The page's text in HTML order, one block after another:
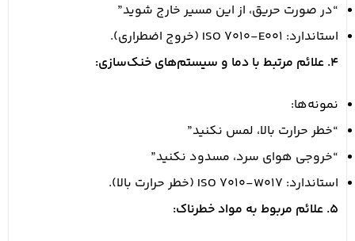
“در صورت حریق، از این مسیر خارج شوید”
استاندارد: ISO 7010-E001 (خروج اضطراری).
4. علائم مرتبط با دما و سیستم‌های خنک‌سازی:
نمونه‌ها:
“خطر حرارت بالا، لمس نکنید”
“خروجی هوای سرد، مسدود نکنید”
استاندارد: ISO 7010-W017 (خطر حرارت بالا).
5. علائم مربوط به مواد خطرناک: